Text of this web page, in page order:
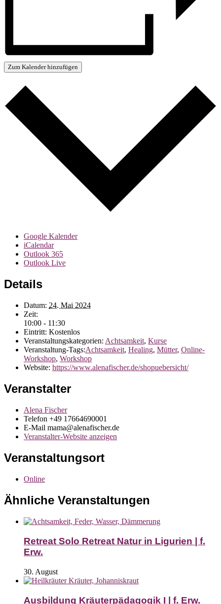
Zum Kalender hinzufügen
Google Kalender
iCalendar
Outlook 365
Outlook Live
Details
Datum: 24. Mai 2024
Zeit:
10:00 - 11:30
Eintritt: Kostenlos
Veranstaltungskategorien: Achtsamkeit, Kurse
Veranstaltung-Tags:Achtsamkeit, Healing, Mütter, Online-
Workshop, Workshop
Website: https://www.alenafischer.de/shopuebersicht/
Veranstalter
Alena Fischer
Telefon +49 17664690001
E-Mail mama@alenafischer.de
Veranstalter-Website anzeigen
Veranstaltungsort
Online
Ähnliche Veranstaltungen
Retreat Solo Retreat Natur in Ligurien | f.
Erw.
30. August
Ausbildung Kräuterpädagogik I | f. Erw.